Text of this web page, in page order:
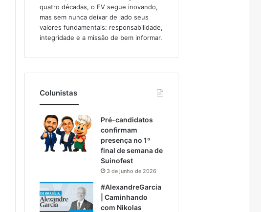
quatro décadas, o FV segue inovando,
mas sem nunca deixar de lado seus
valores fundamentais: responsabilidade,
integridade e a missão de bem informar.​
Colunistas
Pré-candidatos
confirmam
presença no 1º
final de semana de
Suinofest
3 de junho de 2026
#AlexandreGarcia
| Caminhando
com Nikolas